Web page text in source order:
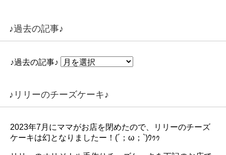
♪過去の記事♪
♪過去の記事♪
♪リリーのチーズケーキ♪
2023年7月にママがお店を閉めたので、リリーのチーズ
ケーキは幻となりましたー！(´；ω；`)ｳｩｩ